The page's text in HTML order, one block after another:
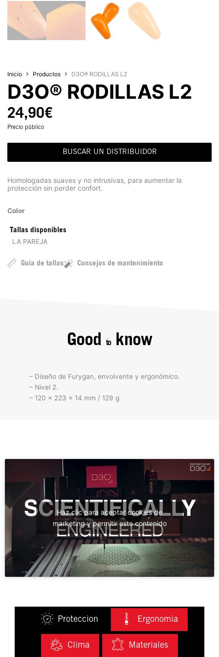
Inicio Productos D3O® RODILLAS L2
D3O® RODILLAS L2
24,90€
Precio público
BUSCAR UN DISTRIBUIDOR
Homologadas suaves y no intrusivas, para aumentar la
protección sin perder confort.
Color
Tallas disponibles
LA PAREJA
Guía de tallas Consejos de mantenimiento
Good toknow
– Diseño de Furygan, envolvente y ergonómico.
– Nivel 2.
– 120 x 223 x 14 mm / 129 g.
Haz clic para aceptar cookies de
marketing y permitir este contenido
Proteccion Ergonomia
Clima Materiales